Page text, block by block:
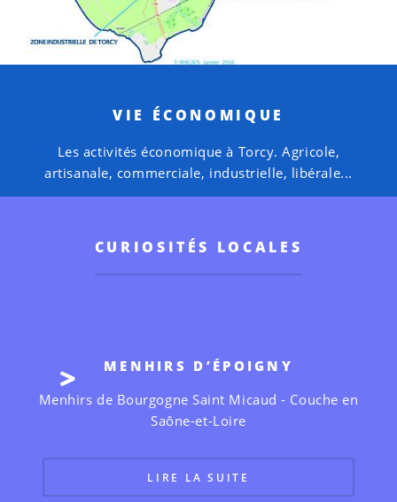
VIE ÉCONOMIQUE
Les activités économique à Torcy. Agricole,
artisanale, commerciale, industrielle, libérale...
CURIOSITÉS LOCALES
MENHIRS D’ÉPOIGNY
Menhirs de Bourgogne Saint Micaud - Couche en
Saône-et-Loire
LIRE LA SUITE